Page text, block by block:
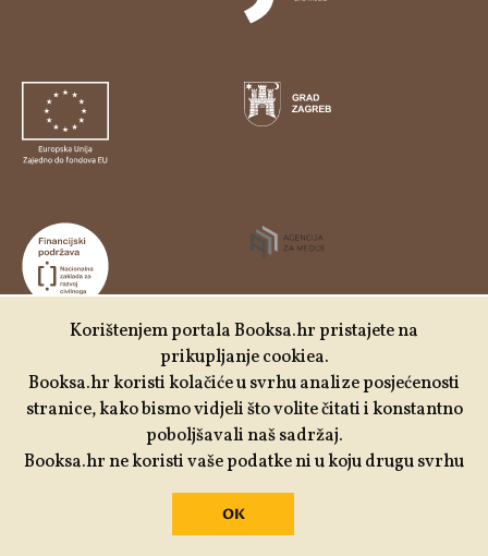
Udruga Kulturtreger je korisnik institucionalne podrške
Nacionalne zaklade za razvoj civilnoga društva za
stabilizaciju i/ili razvoj udruge u području demokratizacije i
društvenog razvoja.
Korištenjem portala Booksa.hr pristajete na
prikupljanje cookiea.
Booksa.hr koristi kolačiće u svrhu analize posjećenosti
stranice, kako bismo vidjeli što volite čitati i konstantno
poboljšavali naš sadržaj.
Booksa.hr ne koristi vaše podatke ni u koju drugu svrhu
OK